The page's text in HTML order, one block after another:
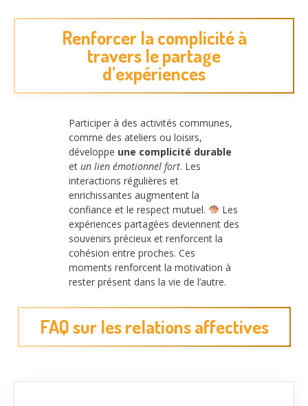
Renforcer la complicité à
travers le partage
d’expériences
Participer à des activités communes,
comme des ateliers ou loisirs,
développe une complicité durable
et un lien émotionnel fort. Les
interactions régulières et
enrichissantes augmentent la
confiance et le respect mutuel.
Les
expériences partagées deviennent des
souvenirs précieux et renforcent la
cohésion entre proches. Ces
moments renforcent la motivation à
rester présent dans la vie de l’autre.
FAQ sur les relations affectives